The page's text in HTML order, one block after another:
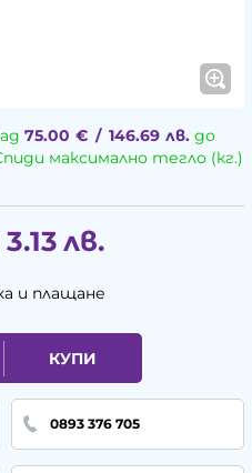
75.00 € / 146.69 лв.до
максимално тегло (кг.)
3.13 лв.
и плащане
КУПИ
0893 376 705